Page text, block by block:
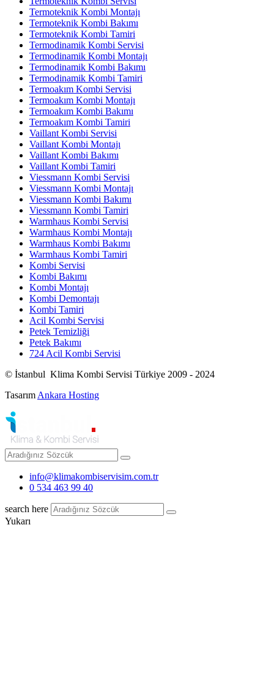
Termoteknik Kombi Montajı
Termoteknik Kombi Bakımı
Termoteknik Kombi Tamiri
Termodinamik Kombi Servisi
Termodinamik Kombi Montajı
Termodinamik Kombi Bakımı
Termodinamik Kombi Tamiri
Termoakım Kombi Servisi
Termoakım Kombi Montajı
Termoakım Kombi Bakımı
Termoakım Kombi Tamiri
Vaillant Kombi Servisi
Vaillant Kombi Montajı
Vaillant Kombi Bakımı
Vaillant Kombi Tamiri
Viessmann Kombi Servisi
Viessmann Kombi Montajı
Viessmann Kombi Bakımı
Viessmann Kombi Tamiri
Warmhaus Kombi Servisi
Warmhaus Kombi Montajı
Warmhaus Kombi Bakımı
Warmhaus Kombi Tamiri
Kombi Servisi
Kombi Bakımı
Kombi Montajı
Kombi Demontajı
Kombi Tamiri
Acil Kombi Servisi
Petek Temizliği
Petek Bakımı
724 Acil Kombi Servisi
© İstanbul Klima Kombi Servisi Türkiye 2009 - 2024
TasarımAnkara Hosting
info@klimakombiservisim.com.tr
0 534 463 99 40
search here
Yukarı